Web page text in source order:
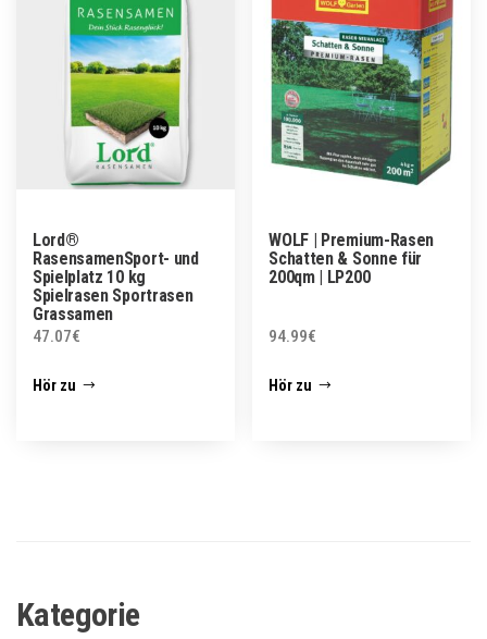
Lord®
RasensamenSport- und
Spielplatz 10 kg
Spielrasen Sportrasen
Grassamen
47.07€
Hör zu
WOLF | Premium-Rasen
Schatten & Sonne für
200qm | LP200
94.99€
Hör zu
Kategorie